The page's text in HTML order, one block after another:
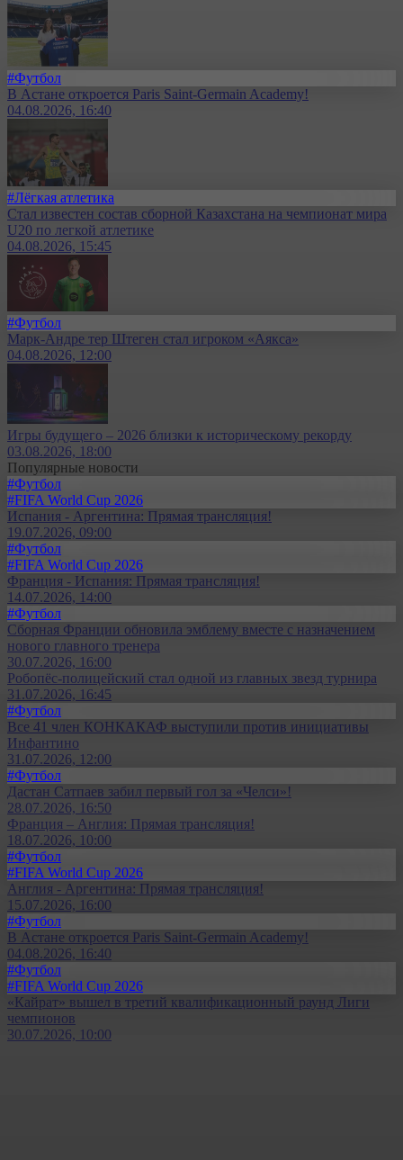
#Футбол
В Астане откроется Paris Saint-Germain Academy!
04.08.2026, 16:40
#Лёгкая атлетика
Стал известен состав сборной Казахстана на чемпионат мира
U20 по легкой атлетике
04.08.2026, 15:45
#Футбол
Марк-Андре тер Штеген стал игроком «Аякса»
04.08.2026, 12:00
Игры будущего – 2026 близки к историческому рекорду
03.08.2026, 18:00
Популярные новости
#Футбол
#FIFA World Cup 2026
Испания - Аргентина: Прямая трансляция!
19.07.2026, 09:00
#Футбол
#FIFA World Cup 2026
Франция - Испания: Прямая трансляция!
14.07.2026, 14:00
#Футбол
Сборная Франции обновила эмблему вместе с назначением
нового главного тренера
30.07.2026, 16:00
Робопёс-полицейский стал одной из главных звезд турнира
31.07.2026, 16:45
#Футбол
Все 41 член КОНКАКАФ выступили против инициативы
Инфантино
31.07.2026, 12:00
#Футбол
Дастан Сатпаев забил первый гол за «Челси»!
28.07.2026, 16:50
Франция – Англия: Прямая трансляция!
18.07.2026, 10:00
#Футбол
#FIFA World Cup 2026
Англия - Аргентина: Прямая трансляция!
15.07.2026, 16:00
#Футбол
В Астане откроется Paris Saint-Germain Academy!
04.08.2026, 16:40
#Футбол
#FIFA World Cup 2026
«Кайрат» вышел в третий квалификационный раунд Лиги
чемпионов
30.07.2026, 10:00